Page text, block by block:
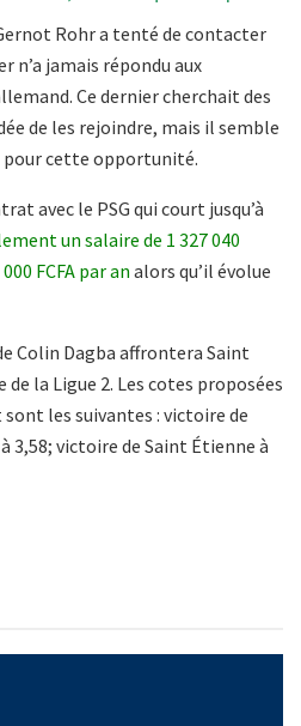
Rohr a tenté de contacter
n’a jamais répondu aux
Ce dernier cherchait des
de les rejoindre, mais il semble
pour cette opportunité.
avec le PSG qui court jusqu’à
un salaire de 1 327 040
FCFA par an alors qu’il évolue
Colin Dagba affrontera Saint
la Ligue 2. Les cotes proposées
les suivantes : victoire de
3,58; victoire de Saint Étienne à